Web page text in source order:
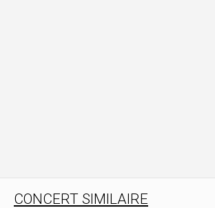
CONCERT SIMILAIRE